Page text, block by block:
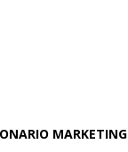
MARKETING